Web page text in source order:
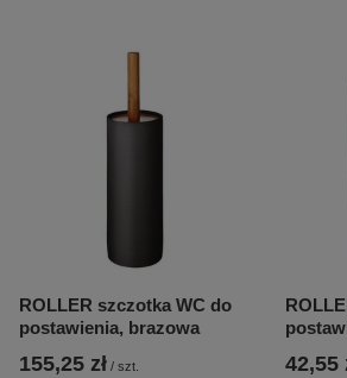
ROLLER szczotka WC do
postawienia, brazowa
155,25 zł / szt. 42,55